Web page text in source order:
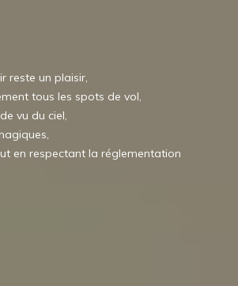
reste un plaisir,
tous les spots de vol,
vu du ciel,
en respectant la réglementation